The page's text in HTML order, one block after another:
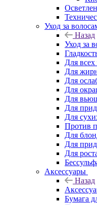
Уход за
Назад
Уход за
Для
Для
Для
Для
Для
Для
Для
Против
Для
Для
Для
Аксессуары
Назад
Бумага